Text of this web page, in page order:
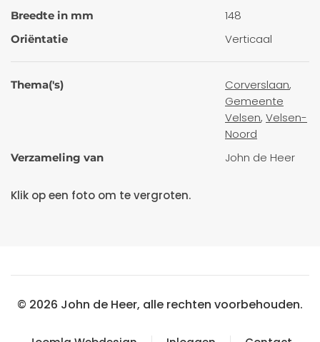
Breedte in mm 148
Oriëntatie Verticaal
Thema('s) Corverslaan,
Gemeente
Velsen, Velsen-
Noord
Verzameling van John de Heer
Klik op een foto om te vergroten.
© 2026 John de Heer, alle rechten voorbehouden.